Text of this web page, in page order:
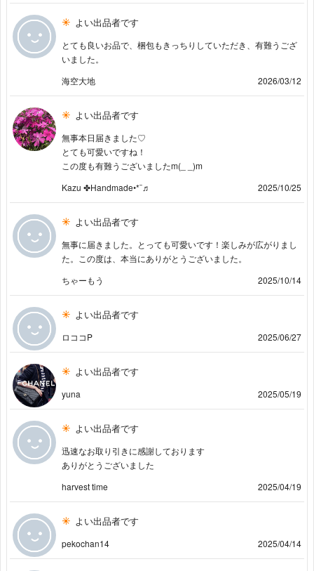
よい出品者です
とても良いお品で、梱包もきっちりしていただき、有難うござ
いました。
海空大地
2026/03/12
よい出品者です
無事本日届きました♡
とても可愛いですね！
この度も有難うございましたm(_ _)m
Kazu ✤Handmade•*¨♬︎
2025/10/25
よい出品者です
無事に届きました。とっても可愛いです！楽しみが広がりまし
た。この度は、本当にありがとうございました。
ちゃーもう
2025/10/14
よい出品者です
ロココP 2025/06/27
よい出品者です
yuna 2025/05/19
よい出品者です
迅速なお取り引きに感謝しております
ありがとうございました
harvest time
2025/04/19
よい出品者です
pekochan14 2025/04/14